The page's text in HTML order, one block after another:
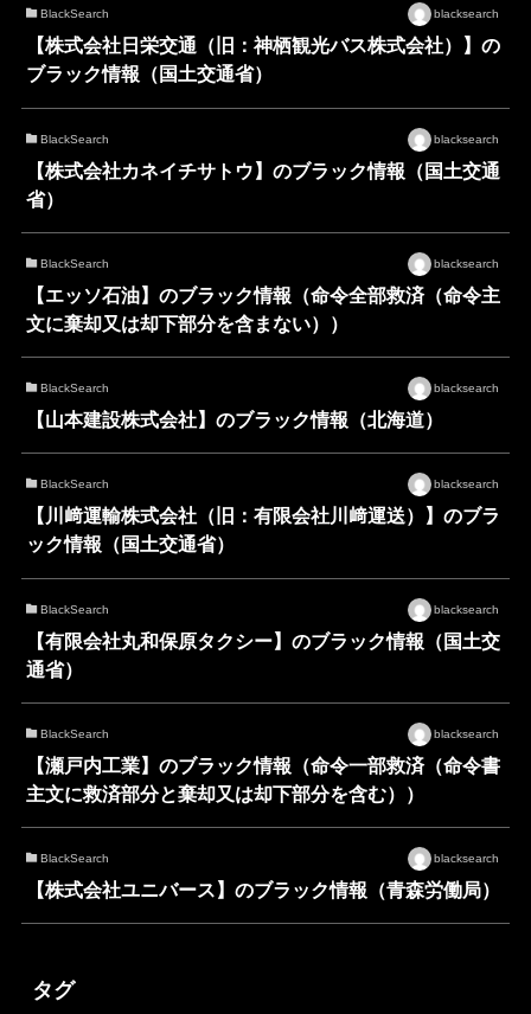
BlackSearch blacksearch
【株式会社日栄交通（旧：神栖観光バス株式会社）】の
ブラック情報（国土交通省）
BlackSearch blacksearch
【株式会社カネイチサトウ】のブラック情報（国土交通
省）
BlackSearch blacksearch
【エッソ石油】のブラック情報（命令全部救済（命令主
文に棄却又は却下部分を含まない））
BlackSearch blacksearch
【山本建設株式会社】のブラック情報（北海道）
BlackSearch blacksearch
【川﨑運輸株式会社（旧：有限会社川﨑運送）】のブラ
ック情報（国土交通省）
BlackSearch blacksearch
【有限会社丸和保原タクシー】のブラック情報（国土交
通省）
BlackSearch blacksearch
【瀬戸内工業】のブラック情報（命令一部救済（命令書
主文に救済部分と棄却又は却下部分を含む））
BlackSearch blacksearch
【株式会社ユニバース】のブラック情報（青森労働局）
タグ